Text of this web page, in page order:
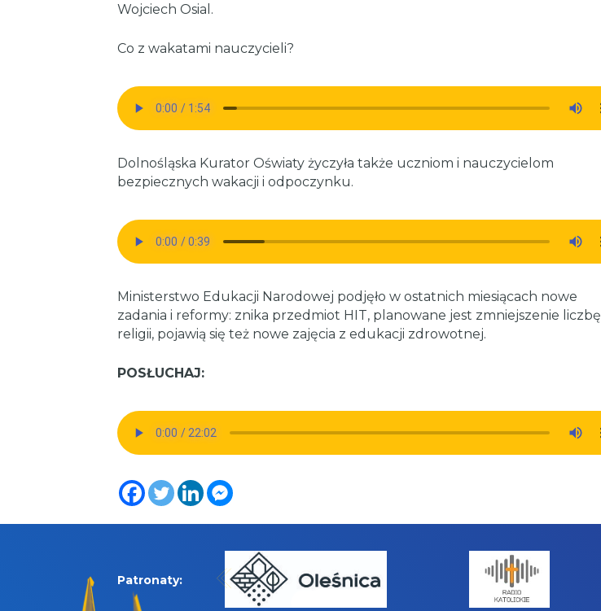
Wojciech Osial.
Co z wakatami nauczycieli?
Dolnośląska Kurator Oświaty życzyła także uczniom i nauczycielom
bezpiecznych wakacji i odpoczynku.
Ministerstwo Edukacji Narodowej podjęło w ostatnich miesiącach nowe
zadania i reformy: znika przedmiot HIT, planowane jest zmniejszenie liczbę
religii, pojawią się też nowe zajęcia z edukacji zdrowotnej.
POSŁUCHAJ:
Patronaty: